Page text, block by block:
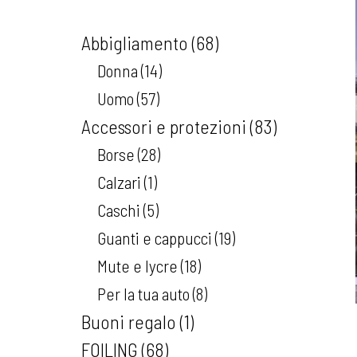
Abbigliamento 68
Donna 14
Uomo 57
Accessori e protezioni 83
Borse 28
Calzari 1
Caschi 5
Guanti e cappucci 19
Mute e lycre 18
Per la tua auto 8
Buoni regalo 1
FOILING 68